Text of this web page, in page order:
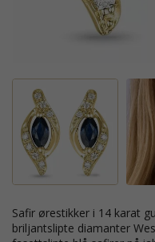
safir ørestikker i 14 karat gull med blank overflate og 14
briljantslipte diamanter